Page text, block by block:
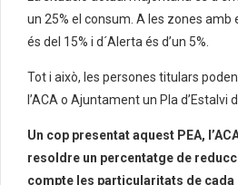
un 25% el consum. A les zones amb
és del 15% i d´Alerta és d’un 5%.
Tot i això, les persones titulars
l’ACA o Ajuntament un Pla d’Estalvi
Un cop presentat aquest PEA,
resoldre un percentatge de
compte les particularitats de cada